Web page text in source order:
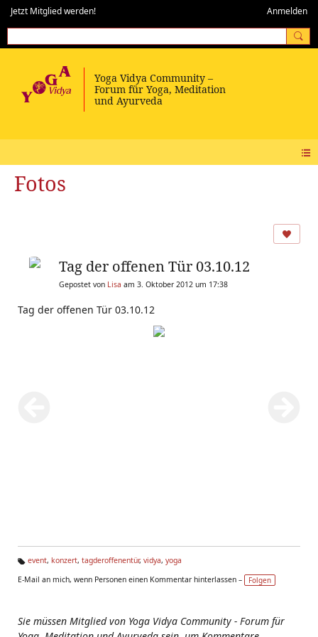
Jetzt Mitglied werden! Anmelden
Fotos
Tag der offenen Tür 03.10.12
Gepostet von Lisa am 3. Oktober 2012 um 17:38
Tag der offenen Tür 03.10.12
g
event, konzert, tagderoffenentür, vidya, yoga
E-Mail an mich, wenn Personen einen Kommentar hinterlassen –
Folgen
Sie müssen Mitglied von Yoga Vidya Community - Forum für